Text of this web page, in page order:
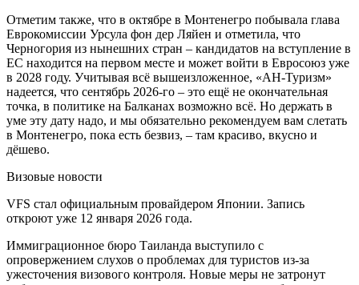
Отметим также, что в октябре в Монтенегро побывала глава
Еврокомиссии Урсула фон дер Ляйен и отметила, что
Черногория из нынешних стран – кандидатов на вступление в
ЕС находится на первом месте и может войти в Евросоюз уже
в 2028 году. Учитывая всё вышеизложенное, «АН-Туризм»
надеется, что сентябрь 2026-го – это ещё не окончательная
точка, в политике на Балканах возможно всё. Но держать в
уме эту дату надо, и мы обязательно рекомендуем вам слетать
в Монтенегро, пока есть безвиз, – там красиво, вкусно и
дёшево.
Визовые новости
VFS стал официальным провайдером Японии. Запись
откроют уже 12 января 2026 года.
Иммиграционное бюро Таиланда выступило с
опровержением слухов о проблемах для туристов из-за
ужесточения визового контроля. Новые меры не затронут